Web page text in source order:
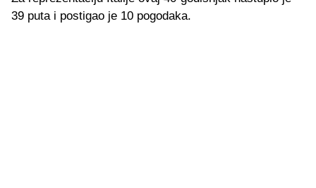
39 puta i postigao je 10 pogodaka.